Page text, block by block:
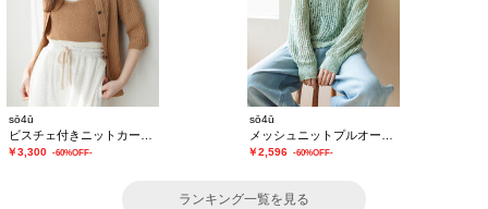
sō4ū
￥3,300 -60%OFF-
sō4ū
￥2,596 -60%OFF-
ランキング一覧を見る